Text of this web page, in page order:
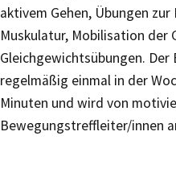
aktivem Gehen, Übungen
Muskulatur, Mobilisation der
Gleichgewichtsübungen.
regelmäßig einmal in der
Minuten und wird von
Bewegungstreffleiter/innen